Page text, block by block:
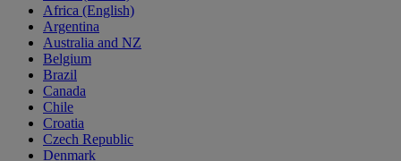
Africa (English)
Argentina
Australia and NZ
Belgium
Brazil
Canada
Chile
Croatia
Czech Republic
Denmark